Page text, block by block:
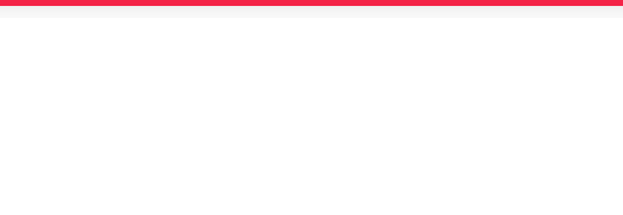
UEFA dönemi iddiaları yeniden gündemde